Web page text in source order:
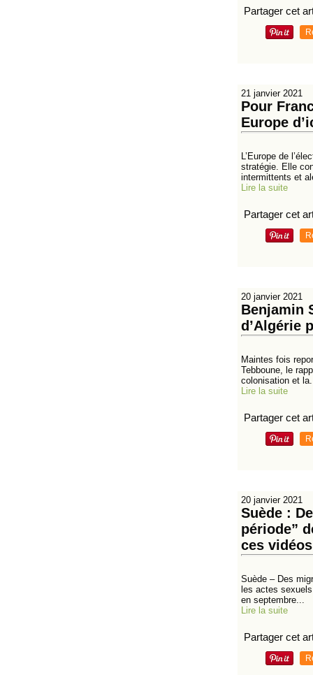
Partager cet
21 janvier 2021
Pour
Europe
L’Europe de
stratégie. Elle
intermittents et
Lire la suite
Partager cet
20 janvier 2021
Benjamin
d’Algérie
Maintes fois
Tebboune, le
colonisation et
Lire la suite
Partager cet
20 janvier 2021
Suède :
période”
ces
Suède – Des
les actes
en septembre...
Lire la suite
Partager cet